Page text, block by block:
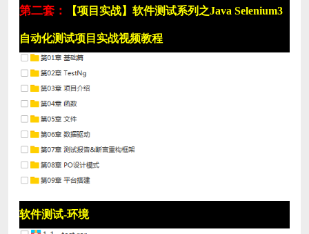
第二套： 【项目实战】软件测试系列之Java Selenium3
自动化测试项目实战视频教程
软件测试-环境